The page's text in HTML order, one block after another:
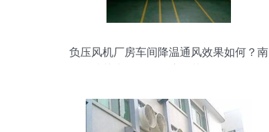
负压风机厂房车间降温通风效果如何？南